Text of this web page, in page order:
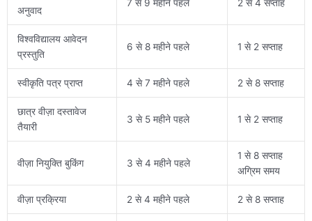
अनुवाद
7 से 9 महीने पहले 2 से 4 सप्ताह
विश्वविद्यालय आवेदन
प्रस्तुति
6 से 8 महीने पहले 1 से 2 सप्ताह
स्वीकृति पत्र प्राप्त 4 से 7 महीने पहले 2 से 8 सप्ताह
छात्र वीज़ा दस्तावेज
तैयारी
3 से 5 महीने पहले 1 से 2 सप्ताह
वीज़ा नियुक्ति बुकिंग 3 से 4 महीने पहले
1 से 8 सप्ताह
अग्रिम समय
वीज़ा प्रक्रिया 2 से 4 महीने पहले 2 से 8 सप्ताह